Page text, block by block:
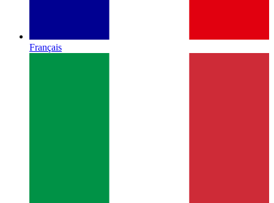
Français